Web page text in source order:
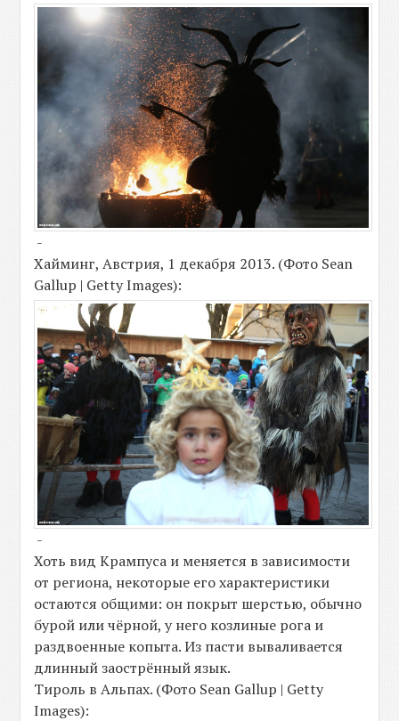
-
Хайминг, Австрия, 1 декабря 2013. (Фото Sean
Gallup | Getty Images):
-
Хоть вид Крампуса и меняется в зависимости
от региона, некоторые его характеристики
остаются общими: он покрыт шерстью, обычно
бурой или чёрной, у него козлиные рога и
раздвоенные копыта. Из пасти вываливается
длинный заострённый язык.
Тироль в Альпах. (Фото Sean Gallup | Getty
Images):